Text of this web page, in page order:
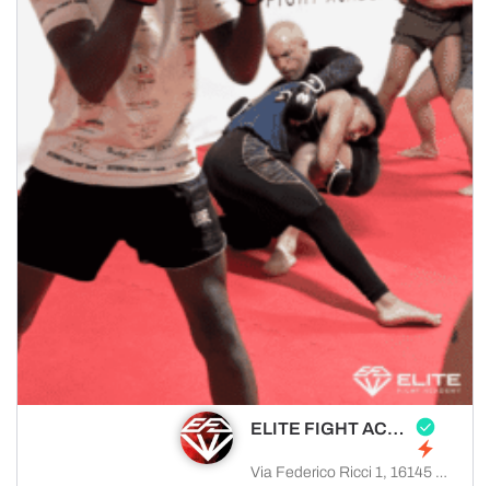
ELITE FIGHT ACADEMY
Via Federico Ricci 1, 16145 Genova città metropolitana di Genova, Italia